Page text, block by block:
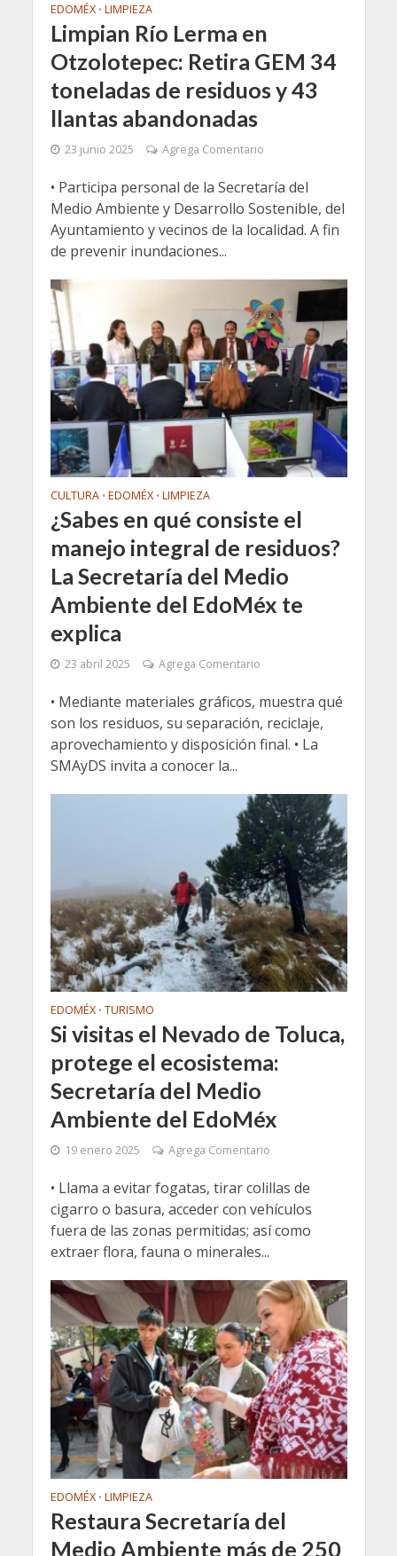
EDOMÉX • LIMPIEZA
Limpian Río Lerma en
Otzolotepec: Retira GEM 34
toneladas de residuos y 43
llantas abandonadas
23 junio 2025 Agrega Comentario
• Participa personal de la Secretaría del
Medio Ambiente y Desarrollo Sostenible, del
Ayuntamiento y vecinos de la localidad. A fin
de prevenir inundaciones...
CULTURA • EDOMÉX • LIMPIEZA
¿Sabes en qué consiste el
manejo integral de residuos?
La Secretaría del Medio
Ambiente del EdoMéx te
explica
23 abril 2025 Agrega Comentario
• Mediante materiales gráficos, muestra qué
son los residuos, su separación, reciclaje,
aprovechamiento y disposición final. • La
SMAyDS invita a conocer la...
EDOMÉX • TURISMO
Si visitas el Nevado de Toluca,
protege el ecosistema:
Secretaría del Medio
Ambiente del EdoMéx
19 enero 2025 Agrega Comentario
• Llama a evitar fogatas, tirar colillas de
cigarro o basura, acceder con vehículos
fuera de las zonas permitidas; así como
extraer flora, fauna o minerales...
EDOMÉX • LIMPIEZA
Restaura Secretaría del
Medio Ambiente más de 250